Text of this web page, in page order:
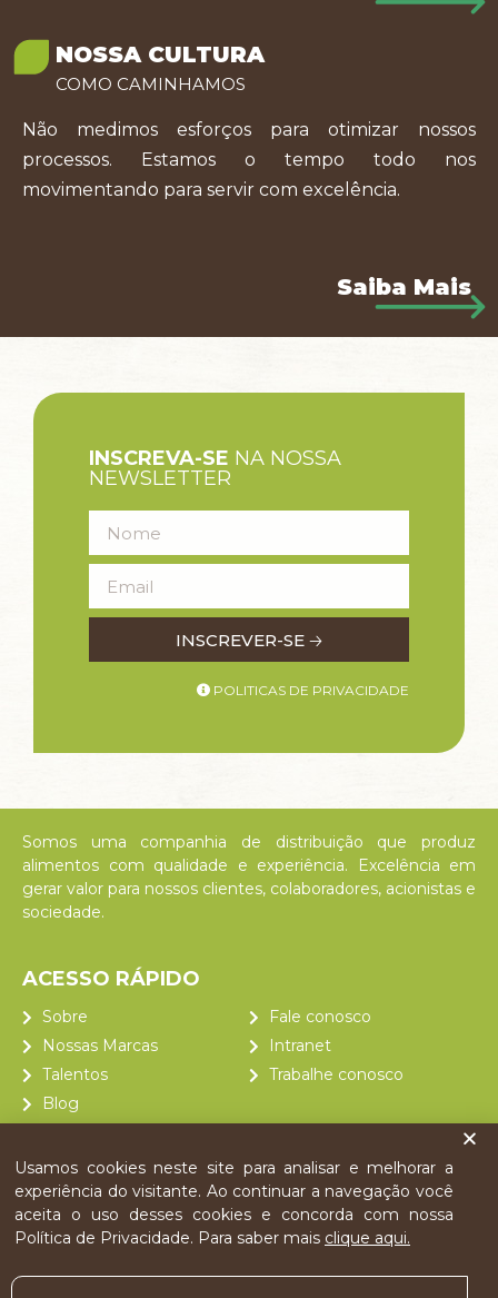
NOSSA CULTURA
COMO CAMINHAMOS
Não medimos esforços para otimizar nossos
processos. Estamos o tempo todo nos
movimentando para servir com excelência.
Saiba Mais
INSCREVA-SE NA NOSSA
NEWSLETTER
INSCREVER-SE 🡢
POLITICAS DE PRIVACIDADE
Somos uma companhia de distribuição que produz
alimentos com qualidade e experiência. Excelência em
gerar valor para nossos clientes, colaboradores, acionistas e
sociedade.
ACESSO RÁPIDO
Sobre
Nossas Marcas
Talentos
Blog
Fale conosco
Intranet
Trabalhe conosco
ACOMPANHE
Usamos cookies neste site para analisar e melhorar a
experiência do visitante. Ao continuar a navegação você
aceita o uso desses cookies e concorda com nossa
Política de Privacidade. Para saber mais clique aqui.